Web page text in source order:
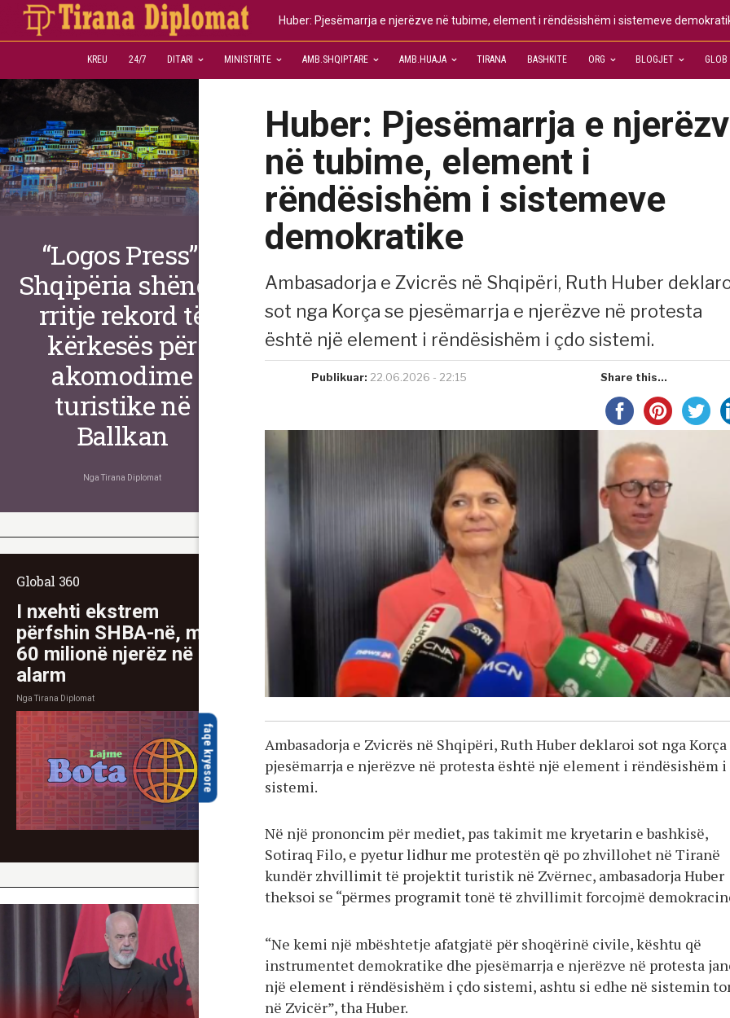
Huber: Pjesëmarrja e njerëzve në tubime, element i rëndësishëm i sistemeve
KREU 24/7 DITARI MINISTRITE AMB.SHQIPTARE AMB.HUAJA TIRANA BASHKITE ORG BLOGJET GLOB
faqe kryesore
Huber: Pjesëmarrja e
në tubime, element i
rëndësishëm i sistemeve
demokratike
Ambasadorja e Zvicrës në Shqipëri, Ruth Huber
sot nga Korça se pjesëmarrja e njerëzve në protesta
është një element i rëndësishëm i çdo sistemi.
Publikuar: 22.06.2026 - 22:15 Share this...
Ambasadorja e Zvicrës në Shqipëri, Ruth Huber deklaroi sot nga Korça
pjesëmarrja e njerëzve në protesta është një element i rëndësishëm i
sistemi.
Në një prononcim për mediet, pas takimit me kryetarin e bashkisë,
Sotiraq Filo, e pyetur lidhur me protestën që po zhvillohet në Tiranë
kundër zhvillimit të projektit turistik në Zvërnec, ambasadorja Huber
theksoi se “përmes programit tonë të zhvillimit forcojmë
“Ne kemi një mbështetje afatgjatë për shoqërinë civile, kështu që
instrumentet demokratike dhe pjesëmarrja e njerëzve në protesta
një element i rëndësishëm i çdo sistemi, ashtu si edhe në sistemin
në Zvicër”, tha Huber.
“Logos Press”:
Shqipëria shënon
rritje rekord të
kërkesës për
akomodime
turistike në
Ballkan
Nga Tirana Diplomat
Global 360
I nxehti ekstrem
përfshin SHBA-në, mbi
60 milionë njerëz në
alarm
NgaTirana Diplomat